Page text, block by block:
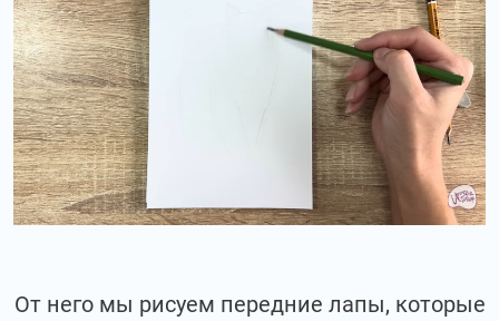
От него мы рисуем передние лапы, которые